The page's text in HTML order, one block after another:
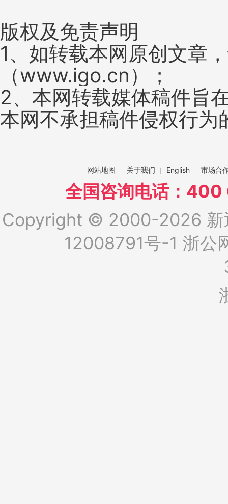
版权及免责声明
1、如转载本网原创文章
（www.igo.cn）；
2、本网转载媒体稿件旨
本网不承担稿件侵权行为
网站地图 关于我们 English 市场合
全国咨询电话：
Copyright © 2000-2026 新
12008791号-1 浙公